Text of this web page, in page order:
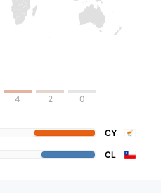
0
2
4
CY
CL